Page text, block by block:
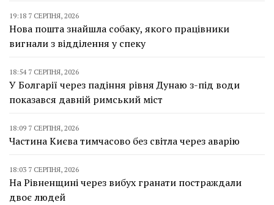
19:18 7 СЕРПНЯ, 2026
Нова пошта знайшла собаку, якого працівники
вигнали з відділення у спеку
18:54 7 СЕРПНЯ, 2026
У Болгарії через падіння рівня Дунаю з-під води
показався давній римський міст
18:09 7 СЕРПНЯ, 2026
Частина Києва тимчасово без світла через аварію
18:03 7 СЕРПНЯ, 2026
На Рівненщині через вибух гранати постраждали
двоє людей